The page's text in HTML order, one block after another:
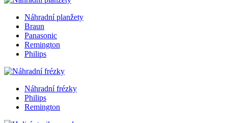
Náhradní planžety
Braun
Panasonic
Remington
Philips
Náhradní frézky
Philips
Remington